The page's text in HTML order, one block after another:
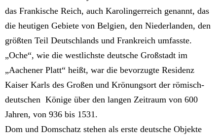
das Frankische Reich, auch Karolingerreich genannt, das
die heutigen Gebiete von Belgien, den Niederlanden, den
größten Teil Deutschlands und Frankreich umfasste.
„Oche“, wie die westlichste deutsche Großstadt im
„Aachener Platt“ heißt, war die bevorzugte Residenz
Kaiser Karls des Großen und Krönungsort der römisch-
deutschen Könige über den langen Zeitraum von 600
Jahren, von 936 bis 1531.
Dom und Domschatz stehen als erste deutsche Objekte